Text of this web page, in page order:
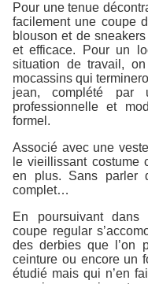
Pour une tenue
facilement une coupe
blouson et de
et efficace. Pour un
situation de travail,
mocassins qui
jean, complété par
professionnelle et
formel.
Associé avec une
le vieillissant costume
en plus. Sans parler
complet…
En poursuivant dans
coupe regular
des derbies que l’on
ceinture ou encore un
étudié mais qui n’en